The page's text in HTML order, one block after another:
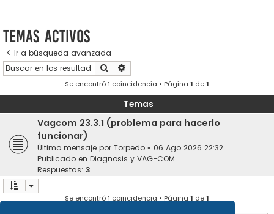
Temas activos
Ir a búsqueda avanzada
Buscar
Se encontró 1 coincidencia • Página 1 de1
Temas
Vagcom 23.3.1 (problema para hacerlo
funcionar)
Último mensaje por Torpedo « 06 Ago 2026 22:32
Publicado en Diagnosis y VAG-COM
Respuestas: 3
Se encontró 1 coincidencia • Página1de1